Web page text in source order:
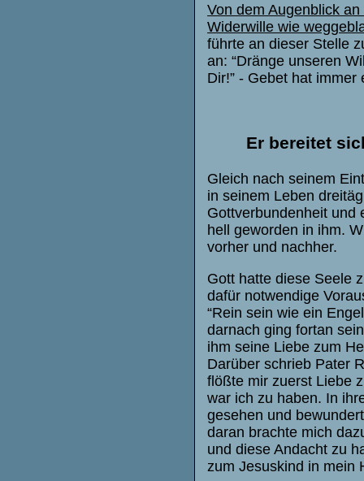
Von dem Augenblick
Widerwille wie
führte an dieser Stelle
an: “Dränge unseren
Dir!” - Gebet hat immer
Er bereitet
Gleich nach seinem
in seinem Leben
Gottverbundenheit und
hell geworden in ihm.
vorher und nachher.
Gott hatte diese Seele
dafür notwendige
“Rein sein wie ein
darnach ging fortan
ihm seine Liebe zum
Darüber schrieb Pater
flößte mir zuerst Liebe
war ich zu haben. In
gesehen und
daran brachte mich
und diese Andacht zu
zum Jesuskind in mein